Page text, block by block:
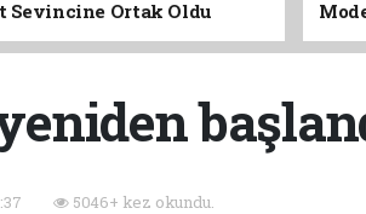
Sevincine Ortak Oldu
5046+ kez okundu.